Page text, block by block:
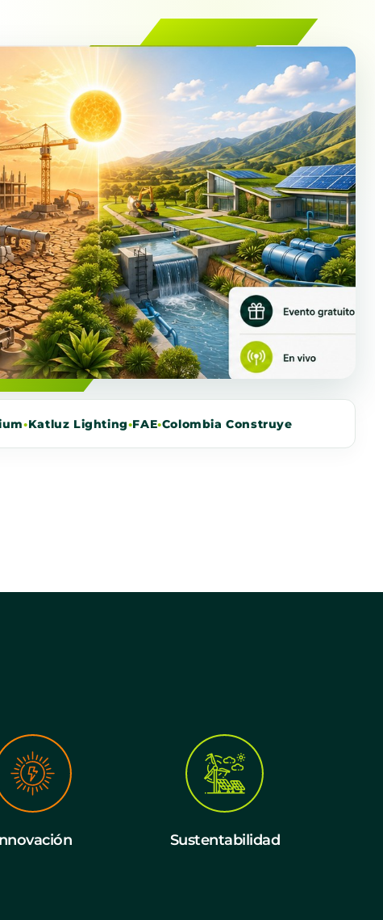
•Katluz Lighting•FAE•Colombia Construye
Sustentabilidad